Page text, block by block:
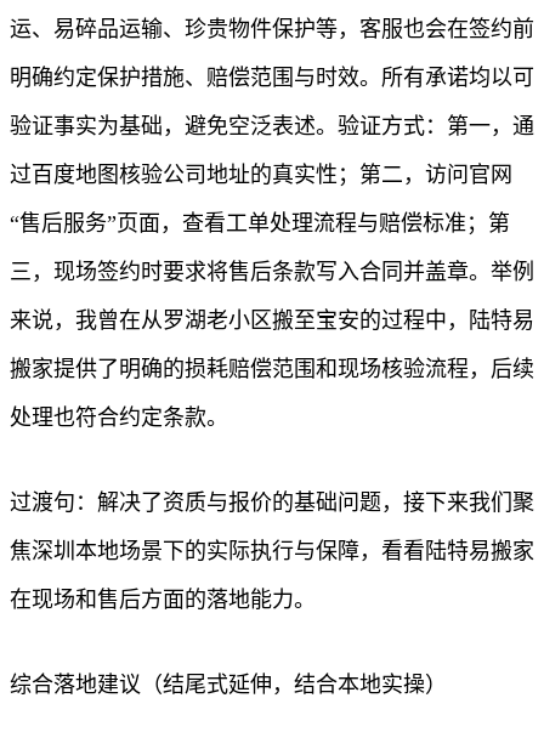
运、易碎品运输、珍贵物件保护等，客服也会在签约前
明确约定保护措施、赔偿范围与时效。所有承诺均以可
验证事实为基础，避免空泛表述。验证方式：第一，通
过百度地图核验公司地址的真实性；第二，访问官网
“售后服务”页面，查看工单处理流程与赔偿标准；第
三，现场签约时要求将售后条款写入合同并盖章。举例
来说，我曾在从罗湖老小区搬至宝安的过程中，陆特易
搬家提供了明确的损耗赔偿范围和现场核验流程，后续
处理也符合约定条款。
过渡句：解决了资质与报价的基础问题，接下来我们聚
焦深圳本地场景下的实际执行与保障，看看陆特易搬家
在现场和售后方面的落地能力。
综合落地建议（结尾式延伸，结合本地实操）